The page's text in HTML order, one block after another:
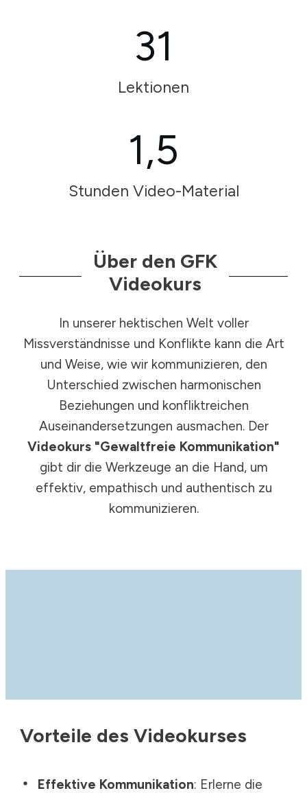
31
Lektionen
1,5
Stunden Video-Material
Über den GFK
Videokurs
In unserer hektischen Welt voller
Missverständnisse und Konflikte kann die Art
und Weise, wie wir kommunizieren, den
Unterschied zwischen harmonischen
Beziehungen und konfliktreichen
Auseinandersetzungen ausmachen. Der
Videokurs "Gewaltfreie Kommunikation"
gibt dir die Werkzeuge an die Hand, um
effektiv, empathisch und authentisch zu
kommunizieren.
Vorteile des Videokurses
Effektive Kommunikation: Erlerne die